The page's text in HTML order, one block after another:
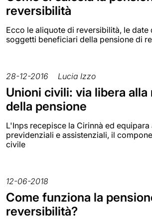
reversibilità
Ecco le aliquote di reversibilità, le date
soggetti beneficiari della pensione di
28-12-2016 Lucia Izzo
Unioni civili: via libera
della pensione
L'Inps recepisce la Cirinnà ed
previdenziali e assistenziali, il
civile
12-06-2018
Come funziona la
reversibilità?